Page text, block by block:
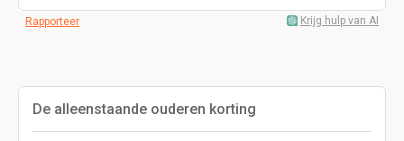
Rapporteer Krijg hulp van AI
De alleenstaande ouderen korting